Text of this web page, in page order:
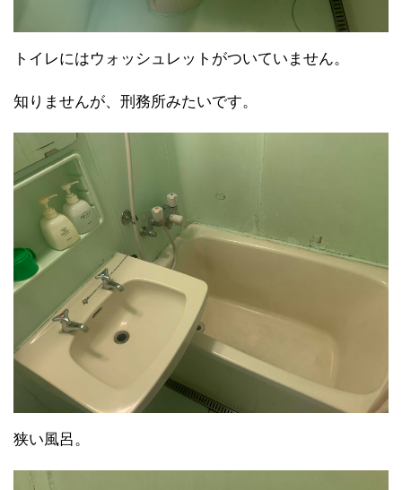
トイレにはウォッシュレットがついていません。
知りませんが、刑務所みたいです。
狭い風呂。